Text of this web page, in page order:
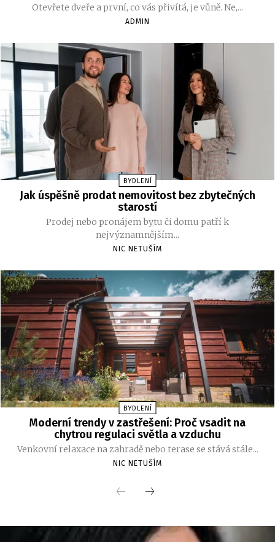
Otevřete dveře a první, co vás přivítá, je vůně. Ne,...
ADMIN
BYDLENÍ
Jak úspěšně prodat nemovitost bez zbytečných
starostí
Prodej nebo pronájem bytu či domu patří k
nejvýznamnějším...
NIC NETUŠÍM
BYDLENÍ
Moderní trendy v zastřešení: Proč vsadit na
chytrou regulaci světla a vzduchu
Venkovní relaxace na zahradě nebo terase se stává stále...
NIC NETUŠÍM